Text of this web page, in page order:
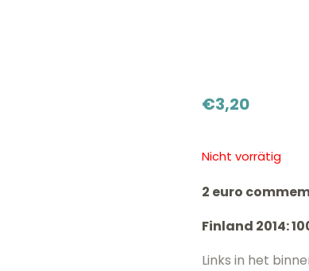
€3,20
Nicht vorrätig
2 euro
Finland 2014:
Links in het